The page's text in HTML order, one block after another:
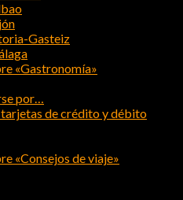
Gasteiz
«Gastronomía»
por…
tarjetas de crédito y débito
«Consejos de viaje»